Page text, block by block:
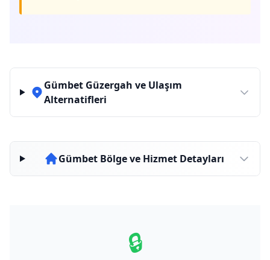
Gümbet Güzergah ve Ulaşım
Alternatifleri
Gümbet Bölge ve Hizmet Detayları
🔒